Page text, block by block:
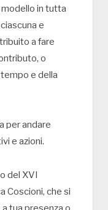
in tutta
e
a fare
o
e della
per andare
e azioni.
del XVI
Coscioni, che si